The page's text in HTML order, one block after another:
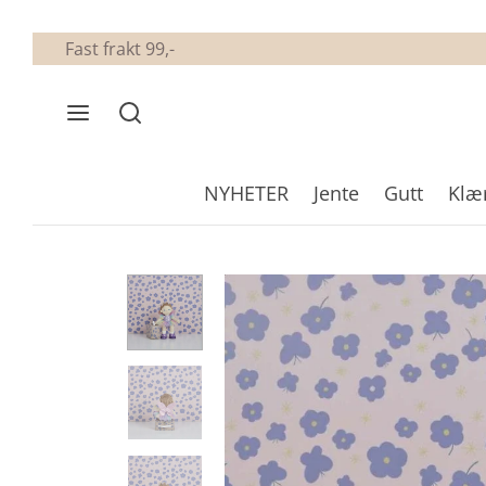
Fast frakt 99,-
NYHETER Jente Gutt